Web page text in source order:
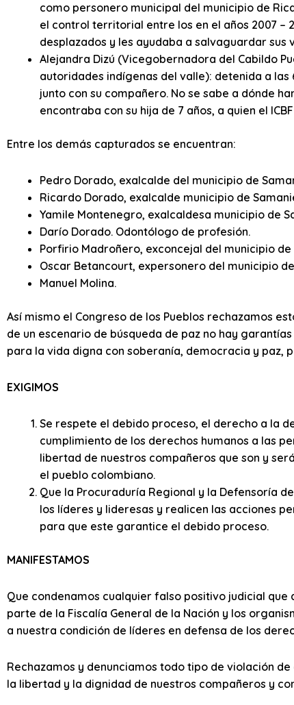
como personero municipal del municipio de
el control territorial entre los en el años 2007 –
desplazados y les ayudaba a salvaguardar sus
Alejandra Dizú (Vicegobernadora del Cabildo
autoridades indígenas del valle): detenida a las
junto con su compañero. No se sabe a dónde
encontraba con su hija de 7 años, a quien el
Entre los demás capturados se encuentran:
Pedro Dorado, exalcalde del municipio de
Ricardo Dorado, exalcalde municipio de
Yamile Montenegro, exalcaldesa municipio de
Darío Dorado. Odontólogo de profesión.
Porfirio Madroñero, exconcejal del municipio
Oscar Betancourt, expersonero del municipio
Manuel Molina.
Así mismo el Congreso de los Pueblos rechazamos
de un escenario de búsqueda de paz no hay
para la vida digna con soberanía, democracia y paz,
EXIGIMOS
Se respete el debido proceso, el derecho a la
cumplimiento de los derechos humanos a las
libertad de nuestros compañeros que son y
el pueblo colombiano.
Que la Procuraduría Regional y la Defensoría
los líderes y lideresas y realicen las acciones
para que este garantice el debido proceso.
MANIFESTAMOS
Que condenamos cualquier falso positivo judicial
parte de la Fiscalía General de la Nación y los
a nuestra condición de líderes en defensa de los
Rechazamos y denunciamos todo tipo de violación
la libertad y la dignidad de nuestros compañeros y